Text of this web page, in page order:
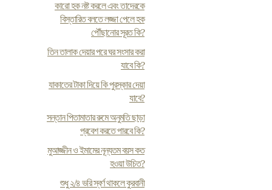
কারো হক নষ্ট করলে এবং তাদেরকে
বিস্তারিত বলতে লজ্জা পেলে হক
পৌঁছানোর সূরত কি?
তিন তালাক দেয়ার পরে ঘর সংসার করা
যাবে কি?
যাকাতের টাকা দিয়ে কি পুরস্কার দেয়া
যাবে?
সন্তান পিতামাতার রুমে অনুমতি ছাড়া
প্রবেশ করতে পারবে কি?
মুআজ্জীন ও ইমামের নূন্যতম বয়স কত
হওয়া উচিত?
শুধু ২/৪ ভরি স্বর্ণ থাকলে কুরবানী